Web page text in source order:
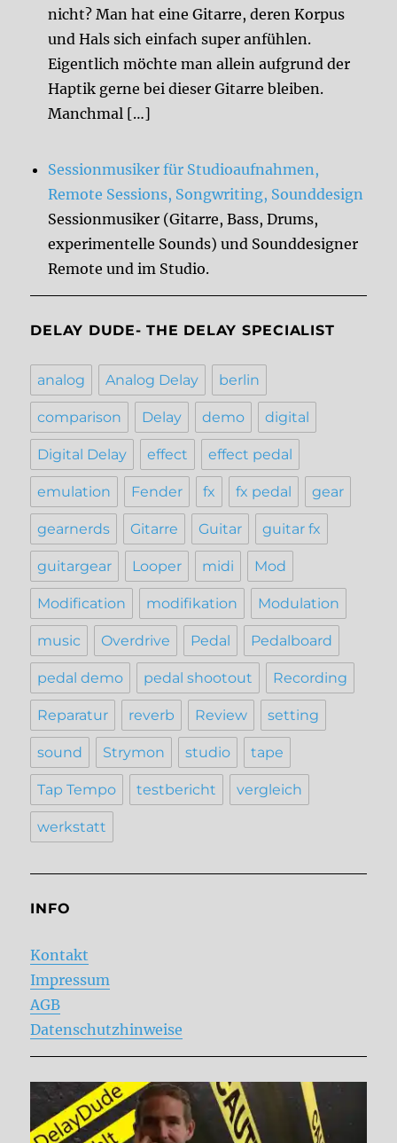
nicht? Man hat eine Gitarre, deren Korpus
und Hals sich einfach super anfühlen.
Eigentlich möchte man allein aufgrund der
Haptik gerne bei dieser Gitarre bleiben.
Manchmal […]
Sessionmusiker für Studioaufnahmen,
Remote Sessions, Songwriting, Sounddesign
Sessionmusiker (Gitarre, Bass, Drums,
experimentelle Sounds) und Sounddesigner
Remote und im Studio.
DELAY DUDE- THE DELAY SPECIALIST
analog Analog Delay berlin
comparison Delay demo digital
Digital Delay effect effect pedal
emulation Fender fx fx pedal gear
gearnerds Gitarre Guitar guitar fx
guitargear Looper midi Mod
Modification modifikation Modulation
music Overdrive Pedal Pedalboard
pedal demo pedal shootout Recording
Reparatur reverb Review setting
sound Strymon studio tape
Tap Tempo testbericht vergleich
werkstatt
INFO
Kontakt
Impressum
AGB
Datenschutzhinweise